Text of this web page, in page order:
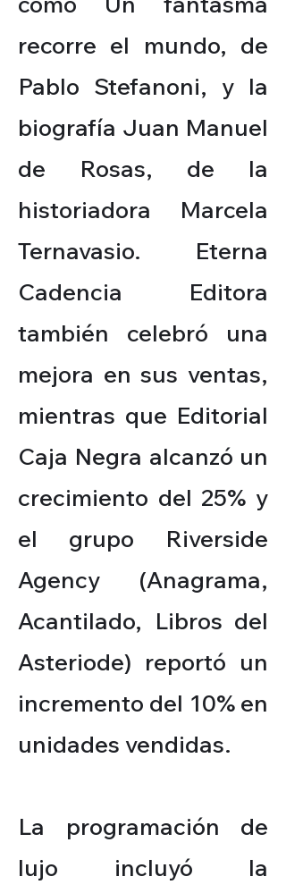
recorre el mundo, de
Pablo Stefanoni, y la
biografía Juan Manuel
de Rosas, de la
historiadora Marcela
Ternavasio. Eterna
Cadencia Editora
también celebró una
mejora en sus ventas,
mientras que Editorial
Caja Negra alcanzó un
crecimiento del 25% y
el grupo Riverside
Agency (Anagrama,
Acantilado, Libros del
Asteriode) reportó un
incremento del 10% en
unidades vendidas.
La programación de
lujo incluyó la